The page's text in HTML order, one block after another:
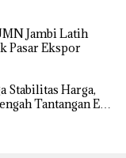
Jambi Latih
Pasar Ekspor
Stabilitas Harga,
Tantangan El